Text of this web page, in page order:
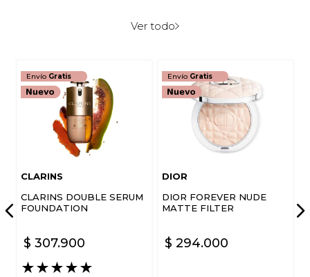
Ver todo
Envío Gratis
CLARINS
CLARINS DOUBLE SERUM
FOUNDATION
$ 307.900
★★★★★
Envío Gratis
DIOR
DIOR FOREVER NUDE
MATTE FILTER
$ 294.000